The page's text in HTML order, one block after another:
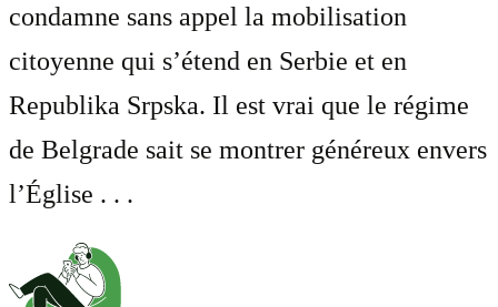
condamne sans appel la mobilisation
citoyenne qui s’étend en Serbie et en
Republika Srpska. Il est vrai que le régime
de Belgrade sait se montrer généreux envers
l’Église . . .